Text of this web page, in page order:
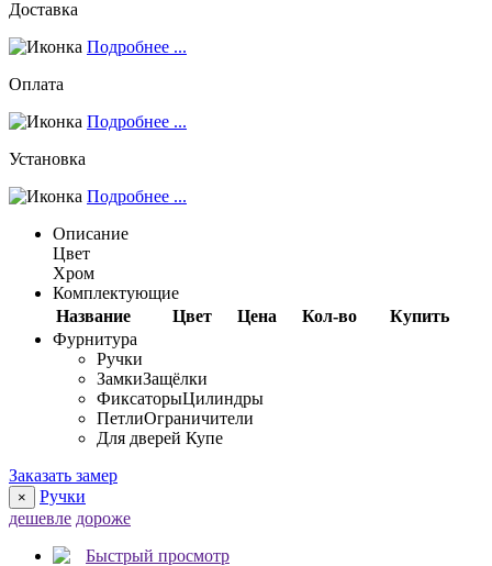
Доставка
Подробнее ...
Оплата
Подробнее ...
Установка
Подробнее ...
Описание
Цвет
Хром
Комплектующие
Название
Цвет Цена Кол-во
Купить
Фурнитура
Ручки
ЗамкиЗащёлки
ФиксаторыЦилиндры
ПетлиОграничители
Для дверей Купе
Заказать замер
×
Ручки
дешевле дороже
Быстрый просмотр